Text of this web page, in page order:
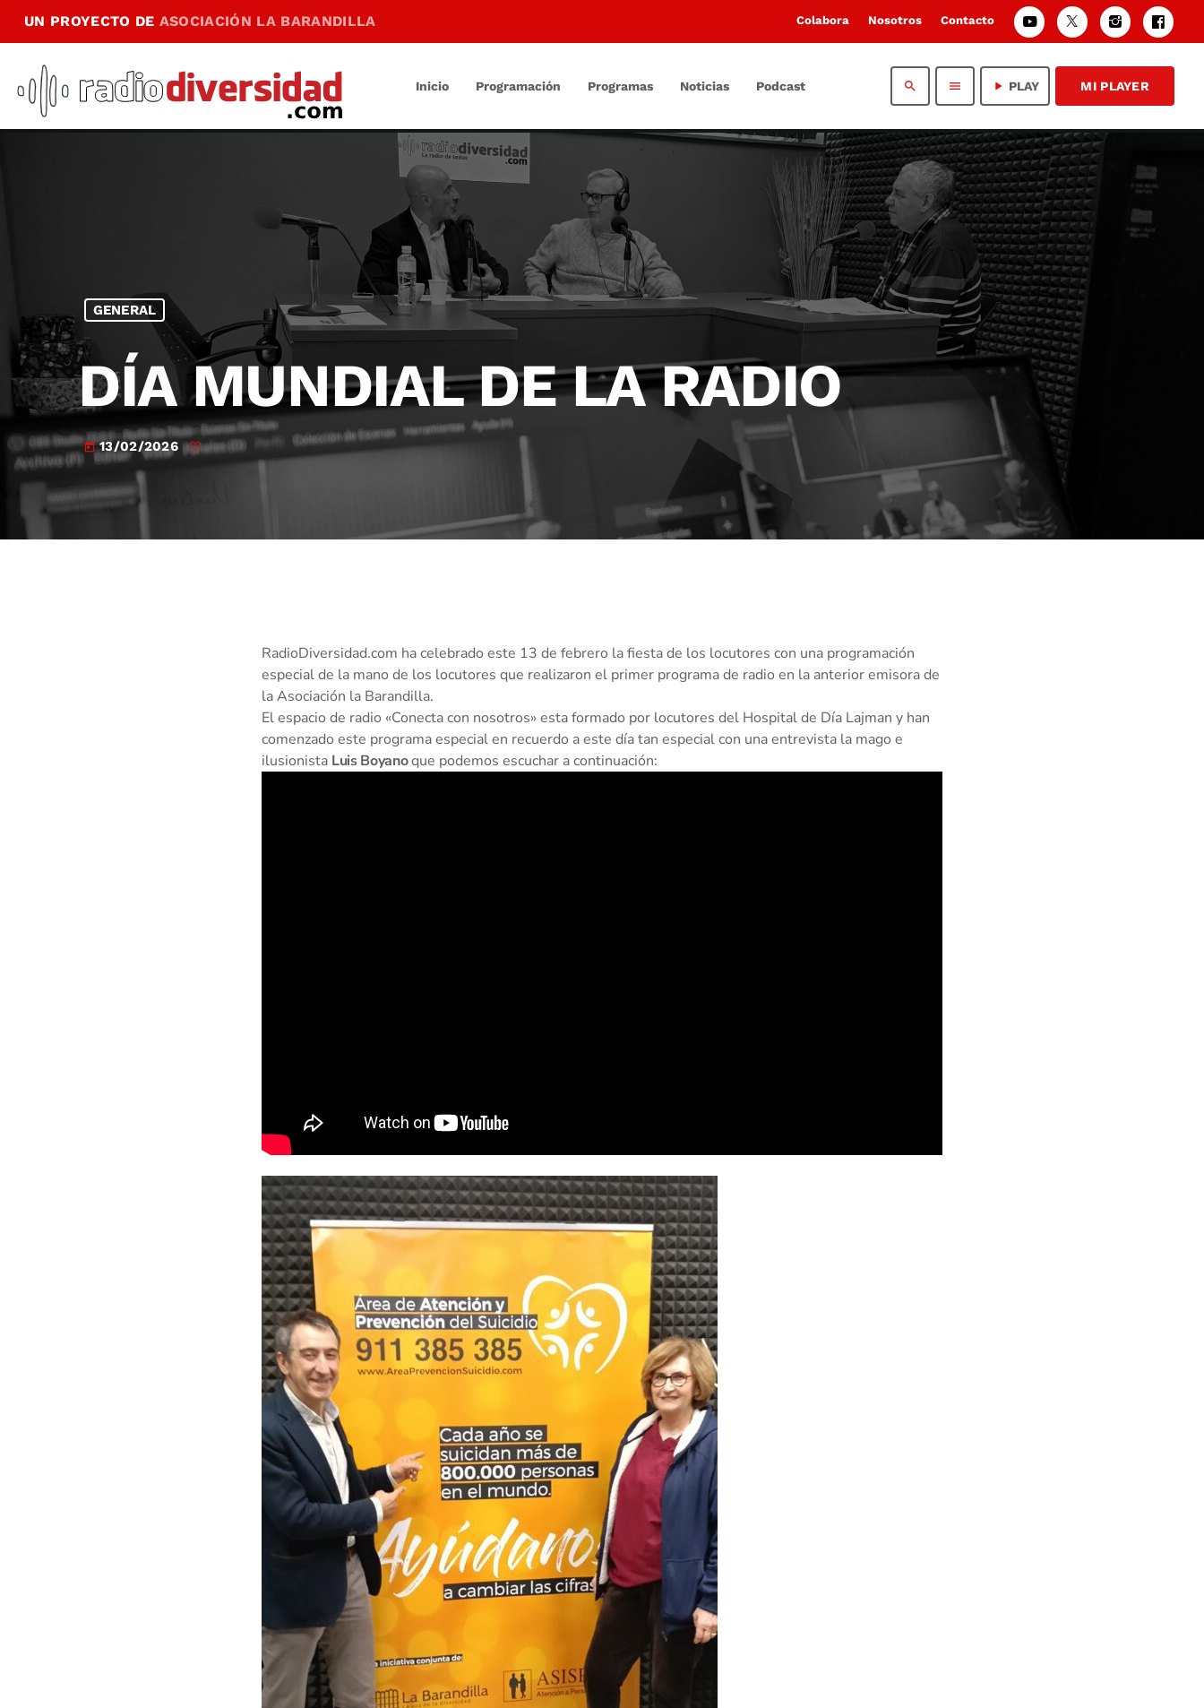
UN PROYECTO DE ASOCIACIÓN LA BARANDILLA Colabora Nosotros Contacto
Inicio Programación Programas Noticias Podcast search menu play_arrow PLAY MI PLAYER
GENERAL
DÍA MUNDIAL DE LA RADIO
today 13/02/2026
RadioDiversidad.com ha celebrado este 13 de febrero la fiesta de los locutores con una programación
especial de la mano de los locutores que realizaron el primer programa de radio en la anterior emisora de
la Asociación la Barandilla.
El espacio de radio «Conecta con nosotros» esta formado por locutores del Hospital de Día Lajman y han
comenzado este programa especial en recuerdo a este día tan especial con una entrevista la mago e
ilusionista Luis Boyanoque podemos escuchar a continuación: